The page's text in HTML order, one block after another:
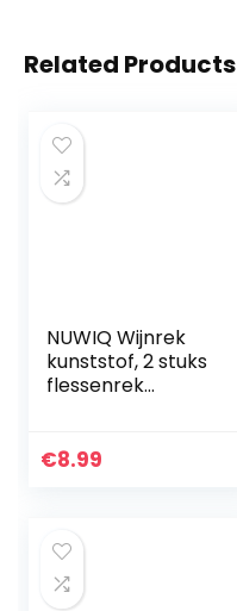
Related Products
NUWIQ Wijnrek
kunststof, 2 stuks
flessenrek
stapelmat voor
€8.99